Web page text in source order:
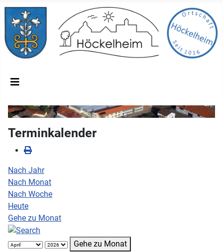
Terminkalender
Nach Jahr
Nach Monat
Nach Woche
Heute
Gehe zu Monat
Gehe zu Monat